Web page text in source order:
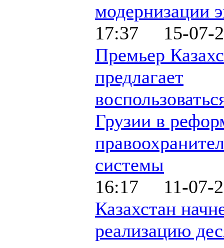
модернизации
17:37 15-07-
Премьер
предлагает
Грузии в
системы
16:17 11-07-
Казахстан
реализацию